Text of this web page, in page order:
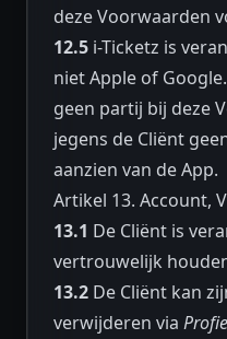
deze Voorwaarden
12.5 i-Ticketz is
niet Apple of
geen partij bij deze
jegens de Cliënt
aanzien van de App.
Artikel 13. Account,
13.1 De Cliënt is
vertrouwelijk
13.2 De Cliënt kan
verwijderen via